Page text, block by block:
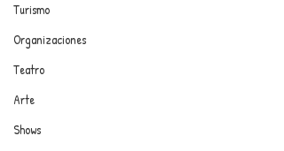
ANUNCIATE CON NOSOTROS
PARA MÁS INFORMACIÓN:
dinamicaseltrendytop@gmail.com
Turismo
Organizaciones
Teatro
Arte
Shows